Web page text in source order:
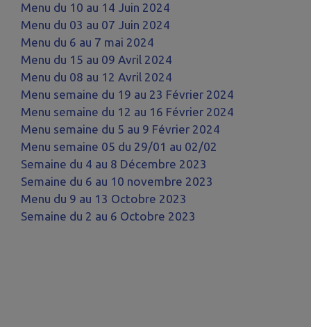
Menu du 10 au 14 Juin 2024
Menu du 03 au 07 Juin 2024
Menu du 6 au 7 mai 2024
Menu du 15 au 09 Avril 2024
Menu du 08 au 12 Avril 2024
Menu semaine du 19 au 23 Février 2024
Menu semaine du 12 au 16 Février 2024
Menu semaine du 5 au 9 Février 2024
Menu semaine 05 du 29/01 au 02/02
Semaine du 4 au 8 Décembre 2023
Semaine du 6 au 10 novembre 2023
Menu du 9 au 13 Octobre 2023
Semaine du 2 au 6 Octobre 2023